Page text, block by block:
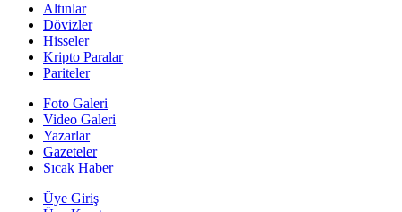
Altınlar
Dövizler
Hisseler
Kripto Paralar
Pariteler
Foto Galeri
Video Galeri
Yazarlar
Gazeteler
Sıcak Haber
Üye Giriş